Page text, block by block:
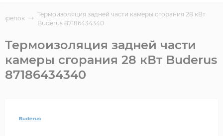
Термоизоляция задней части камеры сгорания 28 кВт
Buderus 87186434340
Термоизоляция задней части
камеры сгорания 28 кВт Buderus
87186434340